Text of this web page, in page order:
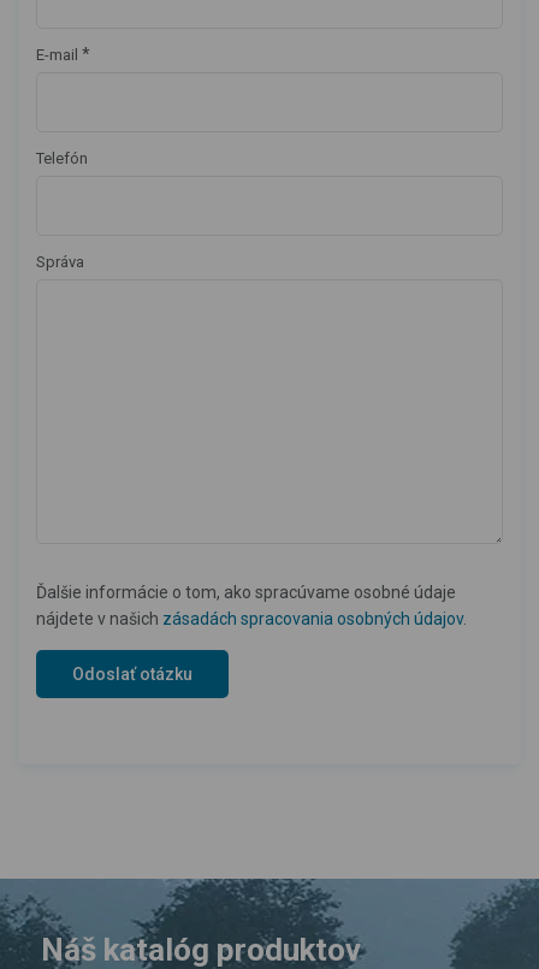
E-mail *
Telefón
Správa
Ďalšie informácie o tom, ako spracúvame osobné údaje
nájdete v našich zásadách spracovania osobných údajov.
Náš katalóg produktov